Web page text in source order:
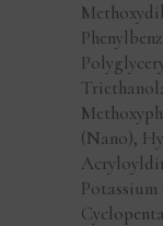
(Nano),